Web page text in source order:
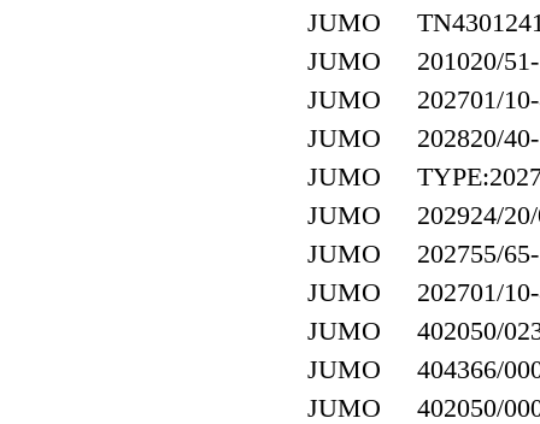
JUMO
JUMO 201020/51-
JUMO 202701/10-
JUMO 202820/40-
JUMO
JUMO 202924/20/
JUMO 202755/65-
JUMO 202701/10-
JUMO 402050/
JUMO 404366/
JUMO 402050/